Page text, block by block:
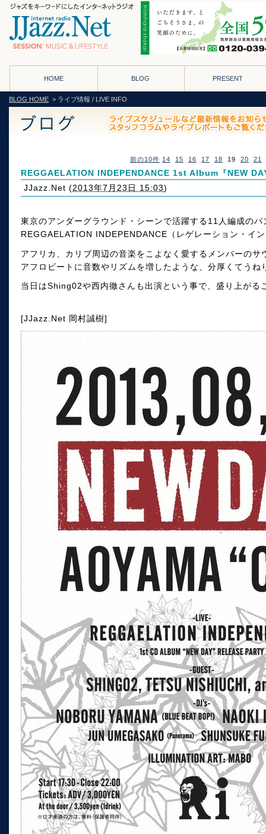
HOME BLOG PRESENT
BLOG HOME > ライブ情報 / LIVE INFO
前の10件 14 15 16 17 18 19 20 21
REGGAELATION INDEPENDANCE 1st Album『NEW
JJazz.Net (2013年7月23日 15:03)
東京のアンダーグラウンド・シーンで活躍する11人編成のバ
REGGAELATION INDEPENDANCE（レゲレーション・イ
アフリカ、カリブ周辺の音楽をこよなく愛するメンバーのサ
アフロビートに音数やリズムを増したような、分厚くてうね
当日はShing02や西内徹さんも出演という事で、盛り上がる
[JJazz.Net 岡村誠樹]